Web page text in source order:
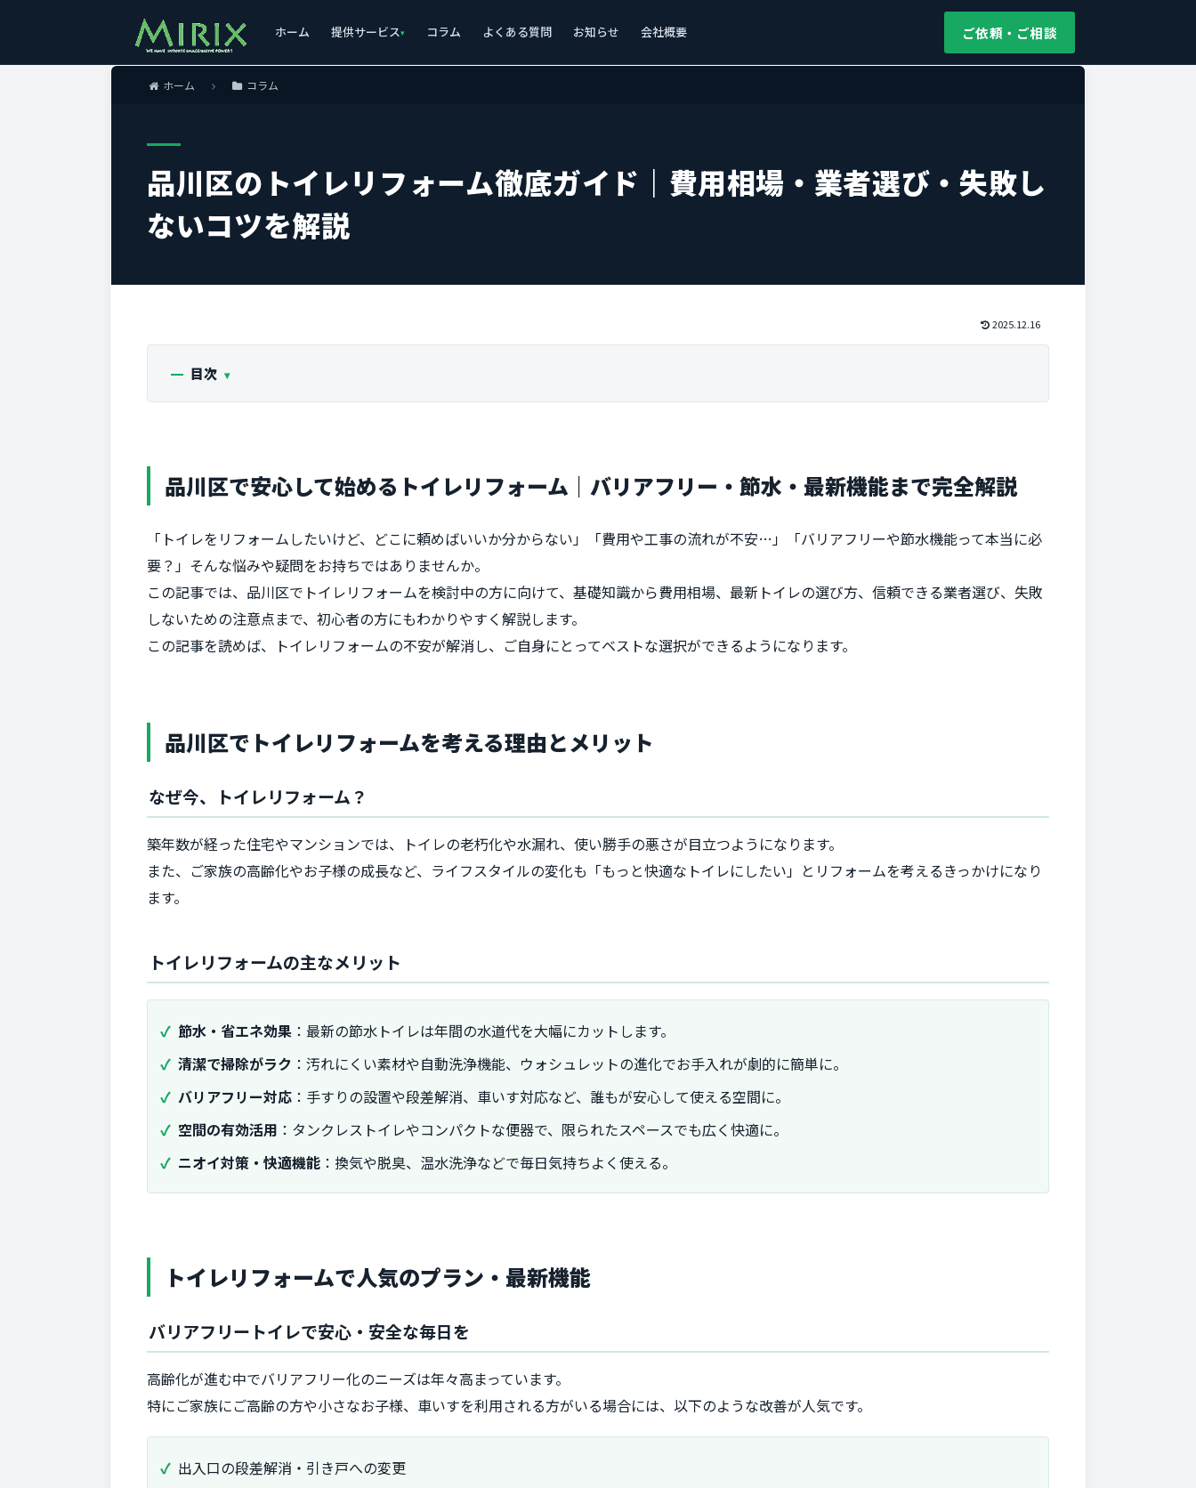
ご依頼・ご相談
ホーム 提供サービス コラム よくある質問 お知らせ 会社概要
ホーム コラム
品川区のトイレリフォーム徹底ガイド｜費用相場・業者選び・失敗し
ないコツを解説
2025.12.16
目次
品川区で安心して始めるトイレリフォーム｜バリアフリー・節水・最新機能まで完全解説
「トイレをリフォームしたいけど、どこに頼めばいいか分からない」「費用や工事の流れが不安…」「バリアフリーや節水機能って本当に必
要？」そんな悩みや疑問をお持ちではありませんか。
この記事では、品川区でトイレリフォームを検討中の方に向けて、基礎知識から費用相場、最新トイレの選び方、信頼できる業者選び、失敗
しないための注意点まで、初心者の方にもわかりやすく解説します。
この記事を読めば、トイレリフォームの不安が解消し、ご自身にとってベストな選択ができるようになります。
品川区でトイレリフォームを考える理由とメリット
なぜ今、トイレリフォーム？
築年数が経った住宅やマンションでは、トイレの老朽化や水漏れ、使い勝手の悪さが目立つようになります。
また、ご家族の高齢化やお子様の成長など、ライフスタイルの変化も「もっと快適なトイレにしたい」とリフォームを考えるきっかけになり
ます。
トイレリフォームの主なメリット
節水・省エネ効果 ：最新の節水トイレは年間の水道代を大幅にカットします。
清潔で掃除がラク ：汚れにくい素材や自動洗浄機能、ウォシュレットの進化でお手入れが劇的に簡単に。
バリアフリー対応 ：手すりの設置や段差解消、車いす対応など、誰もが安心して使える空間に。
空間の有効活用 ：タンクレストイレやコンパクトな便器で、限られたスペースでも広く快適に。
ニオイ対策・快適機能 ：換気や脱臭、温水洗浄などで毎日気持ちよく使える。
トイレリフォームで人気のプラン・最新機能
バリアフリートイレで安心・安全な毎日を
高齢化が進む中でバリアフリー化のニーズは年々高まっています。
特にご家族にご高齢の方や小さなお子様、車いすを利用される方がいる場合には、以下のような改善が人気です。
出入口の段差解消・引き戸への変更